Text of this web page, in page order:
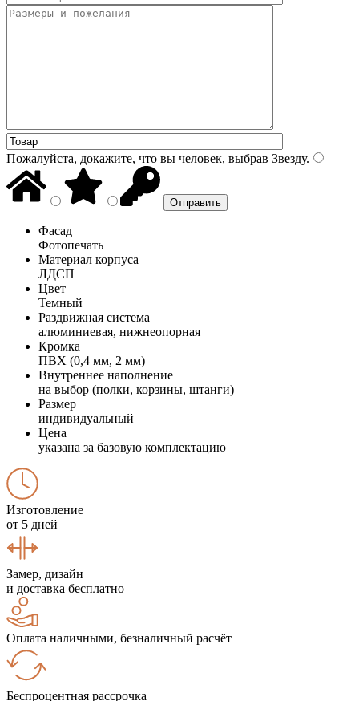
Пожалуйста, докажите, что вы человек, выбрав Звезду.
Фасад
Фотопечать
Материал корпуса
ЛДСП
Цвет
Темный
Раздвижная система
алюминиевая, нижнеопорная
Кромка
ПВХ (0,4 мм, 2 мм)
Внутреннее наполнение
на выбор (полки, корзины, штанги)
Размер
индивидуальный
Цена
указана за базовую комплектацию
Изготовление
от 5 дней
Замер, дизайн
и доставка бесплатно
Оплата наличными, безналичный расчёт
Беспроцентная рассрочка